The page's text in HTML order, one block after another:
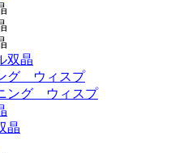
双晶
グ ウィスプ
ング ウィスプ
晶